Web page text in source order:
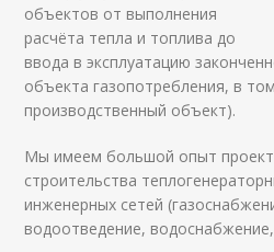
объектов от выполнения
расчёта тепла и топлива до
ввода в эксплуатацию
объекта газопотребления, в
производственный объект).
Мы имеем большой опыт
строительства
инженерных сетей
водоотведение,